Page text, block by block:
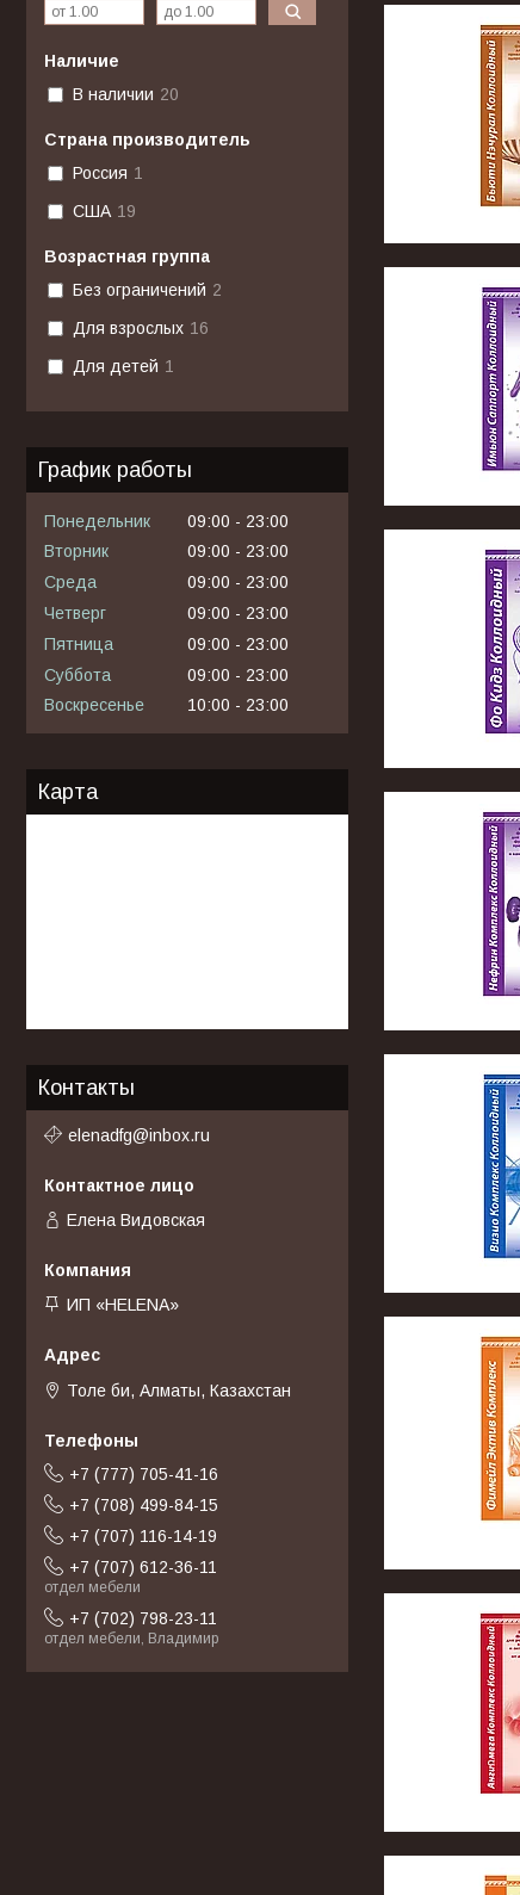
Наличие
В наличии 20
Страна производитель
Россия 1
США 19
Возрастная группа
Без ограничений 2
Для взрослых 16
Для детей 1
График работы
Понедельник 09:00
23:00
Вторник
09:00
23:00
Среда
09:00
23:00
Четверг
09:00
23:00
Пятница
09:00
23:00
Суббота
09:00
23:00
Воскресенье
10:00 23:00
Карта
Контакты
elenadfg@inbox.ru
Елена Видовская
ИП «HELENA»
Толе би, Алматы, Казахстан
+7 (777) 705-41-16
+7 (708) 499-84-15
+7 (707) 116-14-19
+7 (707) 612-36-11
отдел мебели
+7 (702) 798-23-11
отдел мебели, Владимир